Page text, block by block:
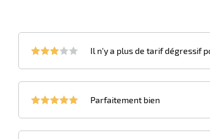
Il n'y a plus de tarif dégressif
Parfaitement bien